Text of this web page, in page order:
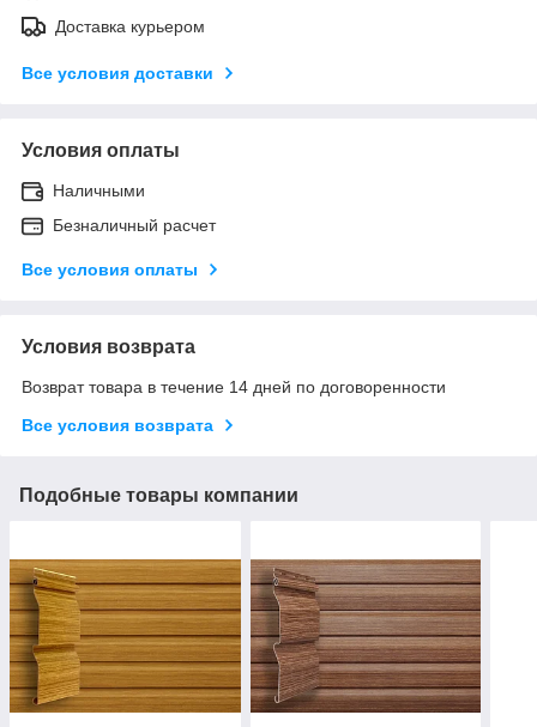
Доставка курьером
Все условия доставки
Условия оплаты
Наличными
Безналичный расчет
Все условия оплаты
Условия возврата
Возврат товара в течение 14 дней по договоренности
Все условия возврата
Подобные товары компании